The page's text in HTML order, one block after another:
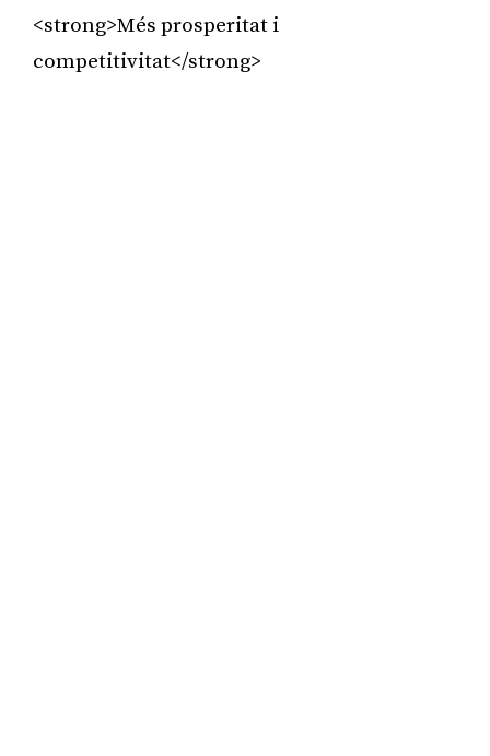
<strong>Més prosperitat i
competitivitat</strong>